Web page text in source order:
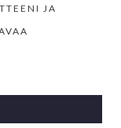
JA